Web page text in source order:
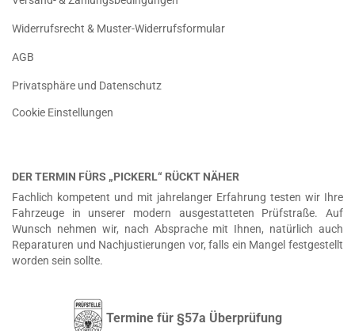
Widerrufsrecht & Muster-Widerrufsformular
AGB
Privatsphäre und Datenschutz
Cookie Einstellungen
DER TERMIN FÜRS „PICKERL“ RÜCKT NÄHER
Fachlich kompetent und mit jahrelanger Erfahrung testen wir Ihre
Fahrzeuge in unserer modern ausgestatteten Prüfstraße. Auf
Wunsch nehmen wir, nach Absprache mit Ihnen, natürlich auch
Reparaturen und Nachjustierungen vor, falls ein Mangel festgestellt
worden sein sollte.
Termine für §57a Überprüfung